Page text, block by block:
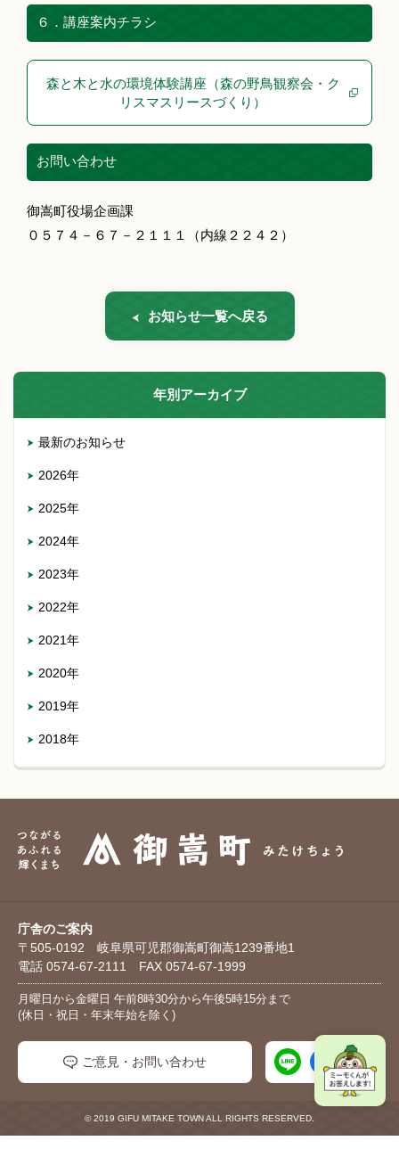
６．講座案内チラシ
森と木と水の環境体験講座（森の野鳥観察会・ク
リスマスリースづくり）
お問い合わせ
御嵩町役場企画課
０５７４－６７－２１１１（内線２２４２）
お知らせ一覧へ戻る
年別アーカイブ
最新のお知らせ
2026年
2025年
2024年
2023年
2022年
2021年
2020年
2019年
2018年
庁舎のご案内
〒505-0192 岐阜県可児郡御嵩町御嵩1239番地1
電話 0574-67-2111 FAX 0574-67-1999
月曜日から金曜日 午前8時30分から午後5時15分まで
(休日・祝日・年末年始を除く)
ご意見・お問い合わせ
© 2019 GIFU MITAKE TOWN ALL RIGHTS RESERVED.